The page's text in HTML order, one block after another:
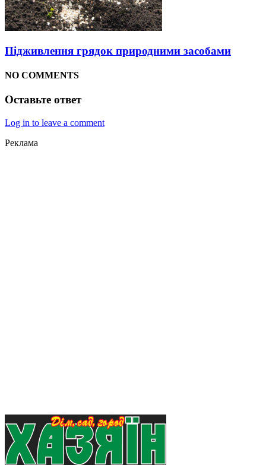
Підживлення грядок природними засобами
NO COMMENTS
Оставьте ответ
Log in to leave a comment
Реклама